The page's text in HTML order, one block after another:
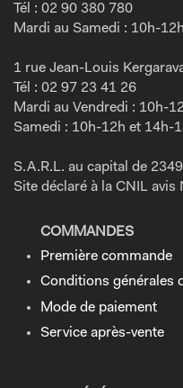
Tél : 02 90 380 780
Mardi au Samedi : 10h-
1 rue Jean-Louis
Tél : 02 97 23 41 26
Mardi au Vendredi : 10h-
Samedi : 10h-12h et 14h-
S.A.R.L. au capital de
Site déclaré à la CNIL avis
COMMANDES
Première commande
Conditions générales
Mode de paiement
Service après-vente